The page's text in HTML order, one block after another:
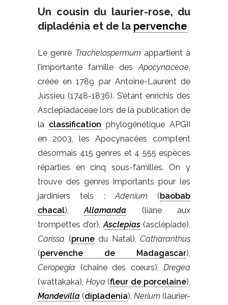
Un cousin du laurier-rose, du
dipladénia et de la pervenche
Le genre Trachelospermumappartient à
l’importante famille desApocynaceae,
créée en 1789 par Antoine-Laurent de
Jussieu (1748-1836). S’étant enrichis des
Asclepiadaceae lors de la publication de
la classification phylogénétique APGII
en 2003, les Apocynacées comptent
désormais 415 genres et 4 555 espèces
réparties en cinq sous-familles. On y
trouve des genres importants pour les
jardiniers tels :Adenium(baobab
chacal),Allamanda (liane aux
trompettes d’or),Asclepias(asclépiade),
Carissa (prunedu Natal), Catharanthus
(pervenche de Madagascar),
Ceropegia (chaîne des cœurs), Dregea
(wattakaka), Hoya (fleur de porcelaine),
Mandevilla (dipladenia), Nerium (laurier-